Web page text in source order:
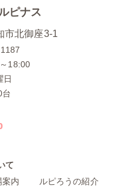
ピナス
市北御座3-1
18:00
日
台
て
案内 ルピろうの紹介